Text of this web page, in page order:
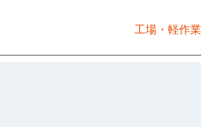
工場・軽作業